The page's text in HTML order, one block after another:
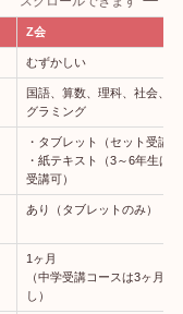
Z会
むずかしい
国語、算数、理科、社会、
グラミング
・タブレット（セット受講
・紙テキスト（3～6年生は1
受講可）
あり（タブレットのみ）
1ヶ月
（中学受講コースは3ヶ月途
し）